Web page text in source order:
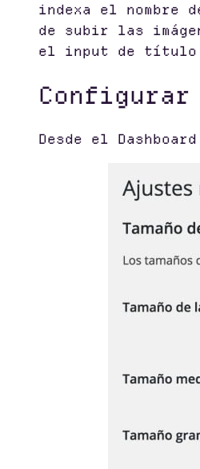
indexa el nombre
de subir las
el input de título
Configurar
Desde el